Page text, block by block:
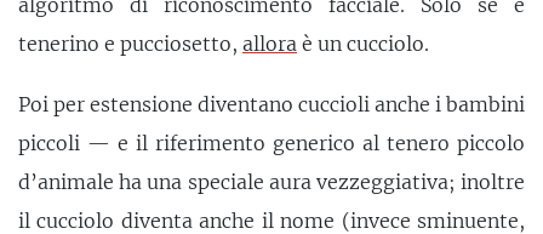
tenerino e pucciosetto, allora è un cucciolo.
Poi per estensione diventano cuccioli anche i bambini
piccoli — e il riferimento generico al tenero piccolo
d’animale ha una speciale aura vezzeggiativa; inoltre
il cucciolo diventa anche il nome (invece sminuente,